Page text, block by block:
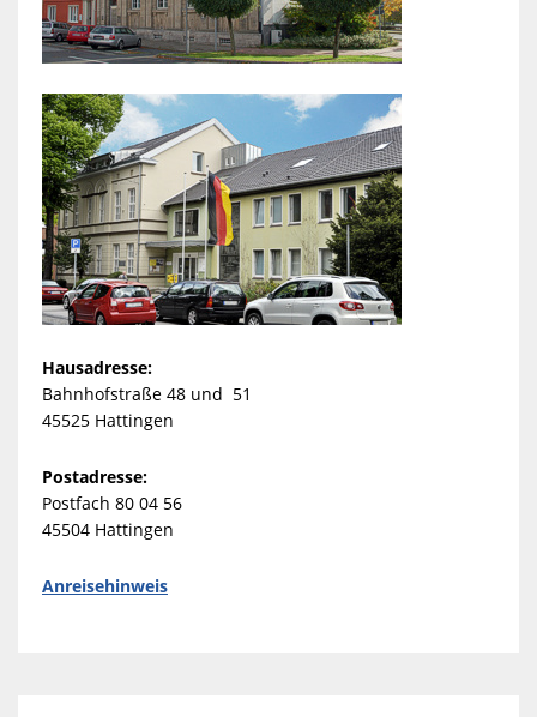
Hausadresse:
Bahnhofstraße 48 und 51
45525 Hattingen
Postadresse:
Postfach 80 04 56
45504 Hattingen
Anreisehinweis